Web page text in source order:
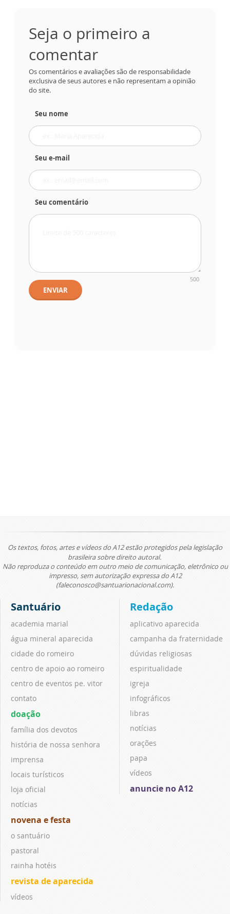
Seja o primeiro a
comentar
Os comentários e avaliações são de responsabilidade
exclusiva de seus autores e não representam a opinião
do site.
Seu nome
Seu e-mail
Seu comentário
500
ENVIAR
Os textos, fotos, artes e vídeos do A12 estão protegidos pela legislação
brasileira sobre direito autoral.
Não reproduza o conteúdo em outro meio de comunicação, eletrônico ou
impresso, sem autorização expressa do A12
(faleconosco@santuarionacional.com).
Santuário
academia marial
água mineral aparecida
cidade do romeiro
centro de apoio ao romeiro
centro de eventos pe. vitor
contato
doação
família dos devotos
história de nossa senhora
imprensa
locais turísticos
loja oficial
notícias
novena e festa
o santuário
pastoral
rainha hotéis
revista de aparecida
vídeos
Redação
aplicativo aparecida
campanha da fraternidade
dúvidas religiosas
espiritualidade
igreja
infográficos
libras
notícias
orações
papa
vídeos
anuncie no A12